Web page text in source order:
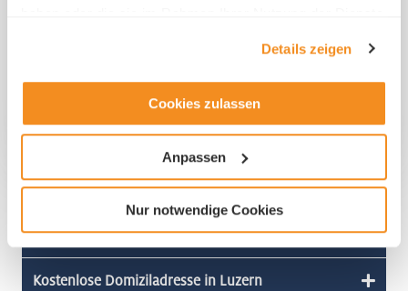
Details zeigen
Cookies zulassen
Anpassen
Nur notwendige Cookies
Handelsregister aufgenommen werden.
Wahl der idealen Rechtsform
Kosten einer Firmengründung
Kostenlose Domiziladresse in Luzern